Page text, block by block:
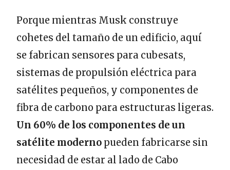
Porque mientras Musk construye
cohetes del tamaño de un edificio, aquí
se fabrican sensores para cubesats,
sistemas de propulsión eléctrica para
satélites pequeños, y componentes de
fibra de carbono para estructuras ligeras.
Un 60% de los componentes de un
satélite moderno pueden fabricarse sin
necesidad de estar al lado de Cabo